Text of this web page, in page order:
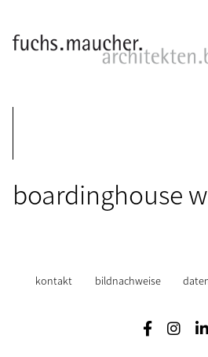
boardinghouse
kontakt bildnachweise